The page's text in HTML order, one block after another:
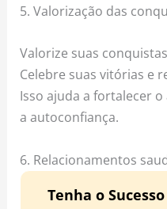
5. Valorização das
Valorize suas
Celebre suas vitórias e
Isso ajuda a fortalecer
a autoconfiança.
6. Relacionamentos
Tenha o